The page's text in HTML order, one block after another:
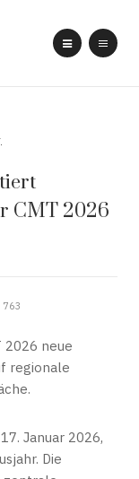
CMT 2026
763
2026 neue
regionale
Januar 2026,
Die